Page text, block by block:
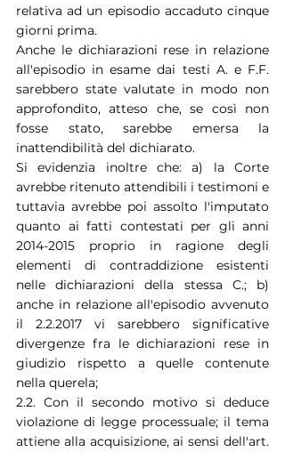
relativa ad un episodio accaduto cinque
giorni prima.
Anche le dichiarazioni rese in relazione
all'episodio in esame dai testi A. e F.F.
sarebbero state valutate in modo non
approfondito, atteso che, se così non
fosse stato, sarebbe emersa la
inattendibilità del dichiarato.
Si evidenzia inoltre che: a) la Corte
avrebbe ritenuto attendibili i testimoni e
tuttavia avrebbe poi assolto l'imputato
quanto ai fatti contestati per gli anni
2014-2015 proprio in ragione degli
elementi di contraddizione esistenti
nelle dichiarazioni della stessa C.; b)
anche in relazione all'episodio avvenuto
il 2.2.2017 vi sarebbero significative
divergenze fra le dichiarazioni rese in
giudizio rispetto a quelle contenute
nella querela;
2.2. Con il secondo motivo si deduce
violazione di legge processuale; il tema
attiene alla acquisizione, ai sensi dell'art.